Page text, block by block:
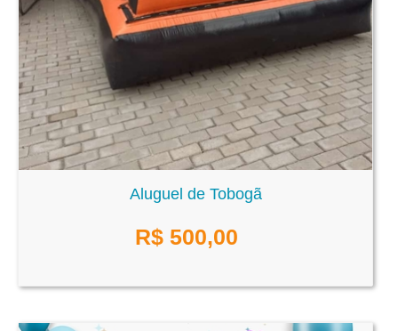
Aluguel de Tobogã
R$ 500,00